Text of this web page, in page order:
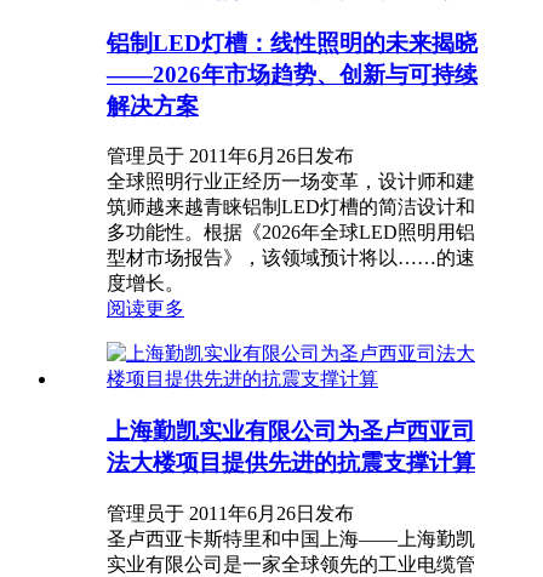
铝制LED灯槽：线性照明的未来揭晓
——2026年市场趋势、创新与可持续
解决方案
管理员于 2011年6月26日发布
全球照明行业正经历一场变革，设计师和建
筑师越来越青睐铝制LED灯槽的简洁设计和
多功能性。根据《2026年全球LED照明用铝
型材市场报告》，该领域预计将以……的速
度增长。
阅读更多
上海勤凯实业有限公司为圣卢西亚司
法大楼项目提供先进的抗震支撑计算
管理员于 2011年6月26日发布
圣卢西亚卡斯特里和中国上海——上海勤凯
实业有限公司是一家全球领先的工业电缆管